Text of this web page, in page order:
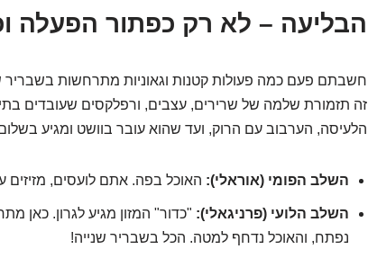
הבליעה – לא רק כפתור הפעלה
חשבתם פעם כמה פעולות קטנות וגאוניות מתרחשות בשבריר
זה תזמורת שלמה של שרירים, עצבים, ורפלקסים שעובדים
הלעיסה, הערבוב עם הרוק, ועד שהוא עובר בוושט ומגיע
השלב הפומי (אוראלי): האוכל בפה. אתם לועסים, מזיזים
השלב הלועי (פרניגאלי): "כדור" המזון מגיע לגרון. כאן
נפתח, והאוכל נדחף למטה. הכל בשבריר שנייה!